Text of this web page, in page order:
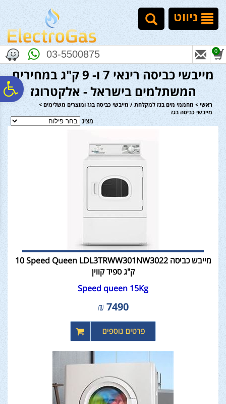
נגישות
אתר
המרכזי
ניווט
03-5500875 0
מייבשי כביסה רינאי 7 ו- 9 ק"ג במחירים
המשתלמים בישראל - אלקטרוגז
ראשי > מחממי מים בגז למקלחת / מייבשי כביסה בגז ומוצרים משלימים >
מייבשי כביסה בגז
מציג
מייבש כביסה Speed Queen LDL3TRWW301NW3022 ‏10
‏ק"ג ספיד קווין
Speed queen 15Kg
7490
₪